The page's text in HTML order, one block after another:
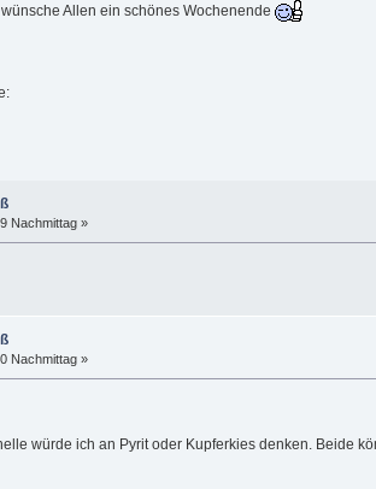
Allen ein schönes Wochenende
Nachmittag »
Nachmittag »
würde ich an Pyrit oder Kupferkies denken. Beide